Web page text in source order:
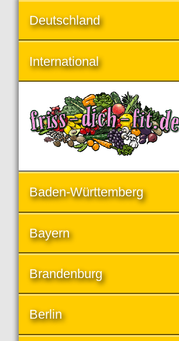
Deutschland
International
Baden-Württemberg
Bayern
Brandenburg
Berlin